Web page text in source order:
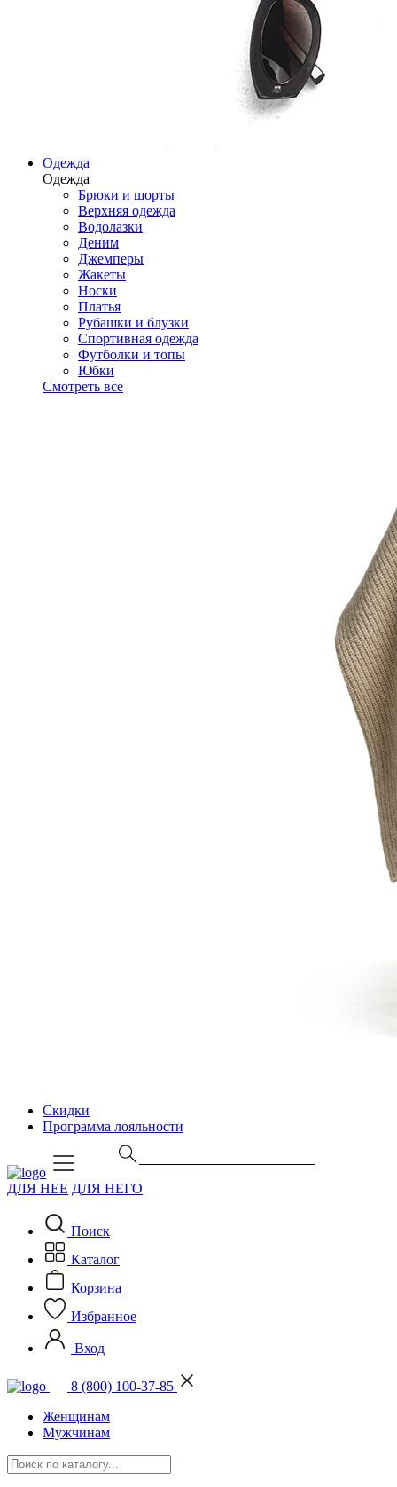
Одежда
Одежда
Брюки и шорты
Верхняя одежда
Водолазки
Деним
Джемперы
Жакеты
Носки
Платья
Рубашки и блузки
Спортивная одежда
Футболки и топы
Юбки
Смотреть все
Скидки
Программа лояльности
ДЛЯ НЕЕ ДЛЯ НЕГО
Поиск
Каталог
Корзина
Избранное
Вход
8 (800) 100-37-85
Женщинам
Мужчинам